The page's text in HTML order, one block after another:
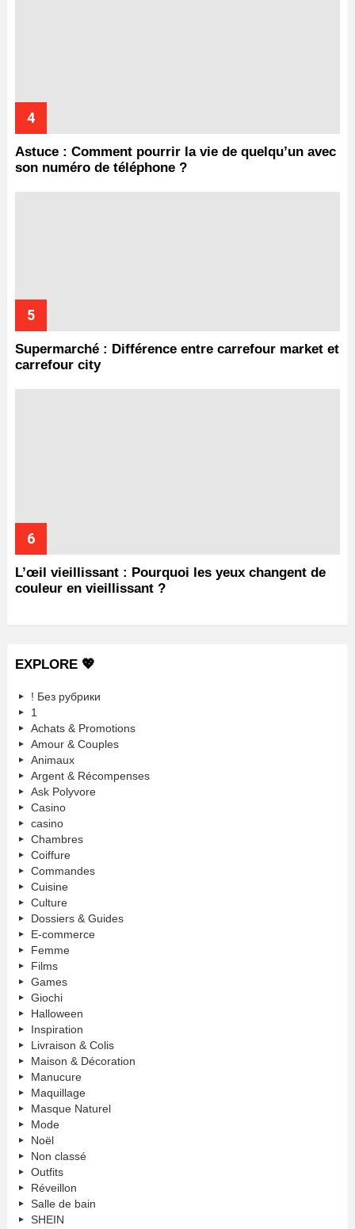
Astuce : Comment pourrir la vie de quelqu’un avec
son numéro de téléphone ?
Supermarché : Différence entre carrefour market et
carrefour city
L’œil vieillissant : Pourquoi les yeux changent de
couleur en vieillissant ?
EXPLORE 💖
! Без рубрики
1
Achats & Promotions
Amour & Couples
Animaux
Argent & Récompenses
Ask Polyvore
Casino
casino
Chambres
Coiffure
Commandes
Cuisine
Culture
Dossiers & Guides
E-commerce
Femme
Films
Games
Giochi
Halloween
Inspiration
Livraison & Colis
Maison & Décoration
Manucure
Maquillage
Masque Naturel
Mode
Noël
Non classé
Outfits
Réveillon
Salle de bain
SHEIN